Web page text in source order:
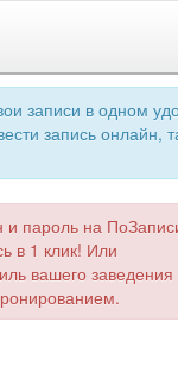
записи в одном
запись онлайн,
и пароль на
в 1 клик! Или
вашего заведения